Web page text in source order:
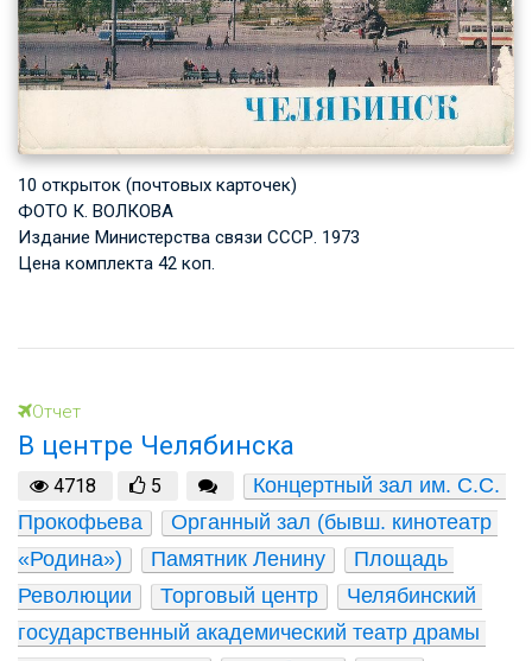
10 открыток (почтовых карточек)
ФОТО К. ВОЛКОВА
Издание Министерства связи СССР. 1973
Цена комплекта 42 коп.
Отчет
В центре Челябинска
4718 5
Концертный зал им. С.С.
Прокофьева
Органный зал (бывш. кинотеатр
«Родина»)
Памятник Ленину
Площадь
Революции
Торговый центр
Челябинский
государственный академический театр драмы